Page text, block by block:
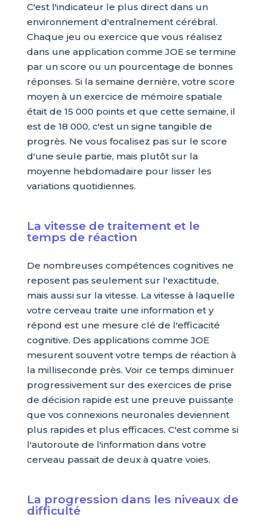
C'est l'indicateur le plus direct dans un
environnement d'entraînement cérébral.
Chaque jeu ou exercice que vous réalisez
dans une application comme JOE se termine
par un score ou un pourcentage de bonnes
réponses. Si la semaine dernière, votre score
moyen à un exercice de mémoire spatiale
était de 15 000 points et que cette semaine, il
est de 18 000, c'est un signe tangible de
progrès. Ne vous focalisez pas sur le score
d'une seule partie, mais plutôt sur la
moyenne hebdomadaire pour lisser les
variations quotidiennes.
La vitesse de traitement et le
temps de réaction
De nombreuses compétences cognitives ne
reposent pas seulement sur l'exactitude,
mais aussi sur la vitesse. La vitesse à laquelle
votre cerveau traite une information et y
répond est une mesure clé de l'efficacité
cognitive. Des applications comme JOE
mesurent souvent votre temps de réaction à
la milliseconde près. Voir ce temps diminuer
progressivement sur des exercices de prise
de décision rapide est une preuve puissante
que vos connexions neuronales deviennent
plus rapides et plus efficaces. C'est comme si
l'autoroute de l'information dans votre
cerveau passait de deux à quatre voies.
La progression dans les niveaux de
difficulté